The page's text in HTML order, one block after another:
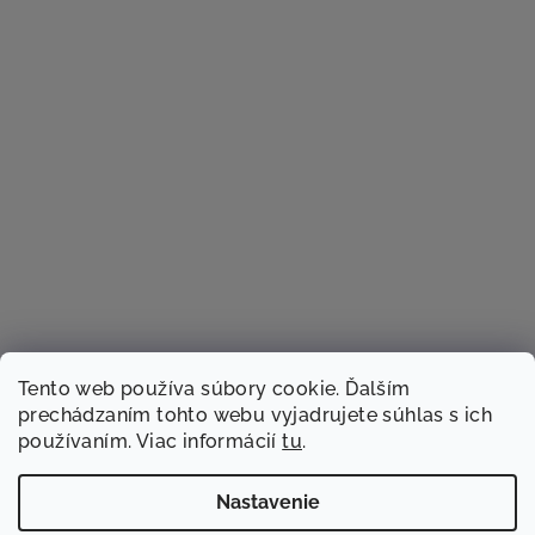
Tento web používa súbory cookie. Ďalším
prechádzaním tohto webu vyjadrujete súhlas s ich
používaním. Viac informáciítu.
Nastavenie
Sledovať na Instagrame